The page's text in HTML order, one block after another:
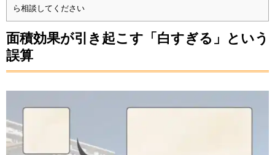
ら相談してください
面積効果が引き起こす「白すぎる」という
誤算